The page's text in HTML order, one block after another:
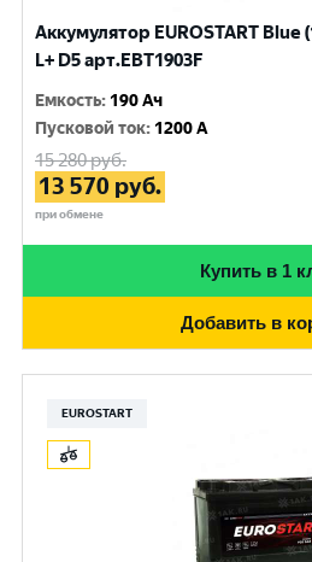
Аккумулятор EUROSTART Blue
L+ D5 арт.EBT1903F
Емкость: 190 Ач
Пусковой ток: 1200 A
15 280руб.
13 570 руб.
при обмене
Купить в 1
Добавить в
EUROSTART